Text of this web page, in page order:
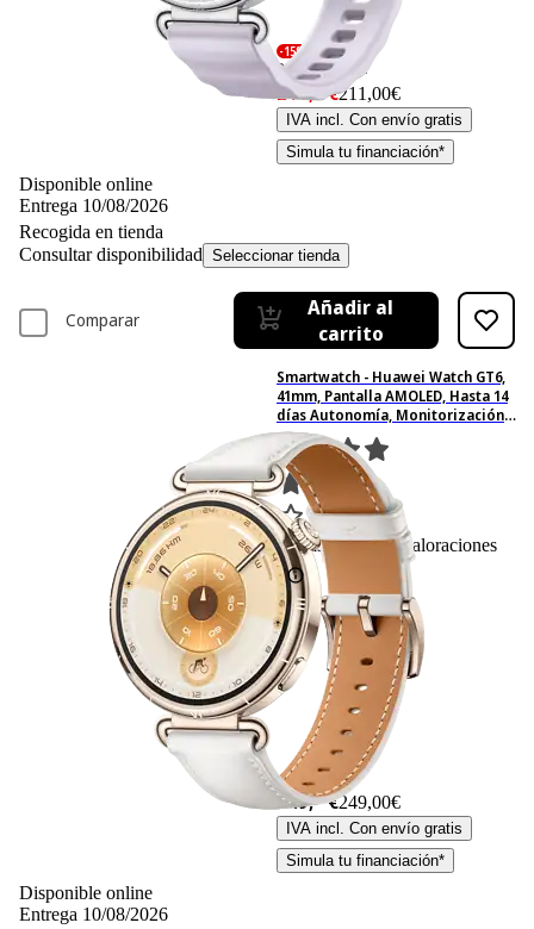
-15%
249,– €249,00€
211,– €211,00€
IVA incl. Con envío gratis
Simula tu financiación*
Disponible online
Entrega 10/08/2026
Recogida en tienda
Consultar disponibilidad Seleccionar tienda
Comparar
Añadir al
carrito
Smartwatch - Huawei Watch GT6,
41mm, Pantalla AMOLED, Hasta 14
días Autonomía, Monitorización
avanzada de Salud, Bluetooth,
Resistente al Agua, Blanco
83Basado en 83 valoraciones
249,– €249,00€
IVA incl. Con envío gratis
Simula tu financiación*
Disponible online
Entrega 10/08/2026